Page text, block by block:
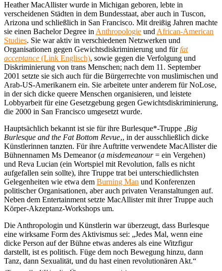
Heather MacAllister wurde in Michigan geboren, lebte in
verscheidenen Städten in dem Bundesstaat, aber auch in Tuscon,
Arizona und schließlich in San Francisco. Mit dreißig Jahren machte
sie einen Bachelor Degree in Anthropologie und African-American
Studies. Sie war aktiv in verschiedenen Netzwerken und
Organisationen gegen Gewichtsdiskriminierung und fürfat
acceptance (Link Englisch), sowie gegen die Verfolgung und
Diskriminierung von trans Menschen; nach dem 11. September
2001 setzte sie sich auch für die Bürgerrechte von muslimischen und
Arab-US-Amerikanern ein. Sie arbeitete unter anderem für NoLose,
in der sich dicke queere Menschen organisieren, und leistete
Lobbyarbeit für eine Gesetzgebung gegen Gewichtsdiskriminierung,
die 2000 in San Francisco umgesetzt wurde.
Hauptsächlich bekannt ist sie für ihre Burlesque*-Truppe ‚Big
Burlesque and the Fat Bottom Revue‚, in der ausschließlich dicke
Künstlerinnen tanzten. Für ihre Auftritte verwendete MacAllister die
Bühnennamen Ms Demeanor (a misdemeanour= ein Vergehen)
und Reva Lucian (ein Wortspiel mit Revolution, falls es nicht
aufgefallen sein sollte), ihre Truppe trat bei unterschiedlichsten
Gelegenheiten wie etwa dem Burning Man und Konferenzen
politischer Organisationen, aber auch privaten Veranstaltungen auf.
Neben dem Entertainment setzte MacAllister mit ihrer Truppe auch
Körper-Akzeptanz-Workshops um.
Die Anthropologin und Künstlerin war überzeugt, dass Burlesque
eine wirksame Form des Aktivismus sei: „Jedes Mal, wenn eine
dicke Person auf der Bühne etwas anderes als eine Witzfigur
darstellt, ist es politisch. Füge dem noch Bewegung hinzu, dann
Tanz, dann Sexualität, und du hast einen revolutionären Akt.“